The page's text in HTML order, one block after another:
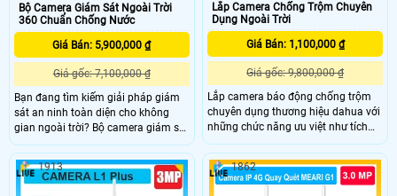
Bộ Camera Giám Sát Ngoài Trời
360 Chuẩn Chống Nước
Giá Bán: 5,900,000 ₫
Giá gốc: 7,100,000 ₫
Bạn đang tìm kiếm giải pháp giám
sát an ninh toàn diện cho không
gian ngoài trời? Bộ camera giám sát
360 độ Ezviz CS-H8C là một trong
những option mà bạn cần chú ý tới.
Với khả năng quay quét linh hoạt
hoạt động ổn định môi trường khắc
Lắp Camera Chống Trộm Chuyên
Dụng Ngoài Trời
Giá Bán: 1,100,000 ₫
Giá gốc: 9,800,000 ₫
Lắp camera báo động chống trộm
chuyên dụng thương hiệu dahua với
những chức năng ưu việt như tích
hợp đèn báo động, còi hú báo động ,
nhận diên phân biệt người khi báo
động, ban đêm hồng ngoại 60m và
đèn led trợ sáng 60m khi có phát
1913 1862